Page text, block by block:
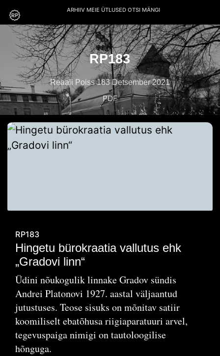
ARHIIV MEIE ÜTLUSED OTSI MÄNGI
RP183
Reaali Poiss 183 Detsember 2021
PDF
RP183
Hingetu bürokraatia vallutus ehk
„Gradovi linn“
Üdini nõukogulik linnake Gradov sündis
Andrei Platonovi 1927. aastal väljaantud
jutustuses. Teose sisuks on mõnitav satiir
koomiliselt ebatõhusa riigiaparatuuri arvel,
tegevuspaiga nimigi on tautoloogilise
hõnguga.